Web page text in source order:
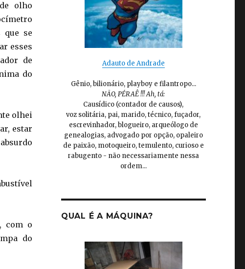
olho
que se
esses
de
do
olhei
estar
com o
do
Adauto de Andrade
Gênio, bilionário, playboy e filantropo...
NÃO, PÉRAÊ !!! Ah, tá:
Causídico (contador de causos),
voz solitária, pai, marido, técnico, fuçador,
escrevinhador, blogueiro, arqueólogo de
genealogias, advogado por opção, opaleiro
de paixão, motoqueiro, temulento, curioso e
rabugento - não necessariamente nessa
ordem...
QUAL É A MÁQUINA?